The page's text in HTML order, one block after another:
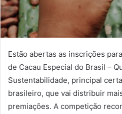
Estão abertas as inscrições
de Cacau Especial do Brasil –
Sustentabilidade, principal
brasileiro, que vai distribuir
premiações. A competição